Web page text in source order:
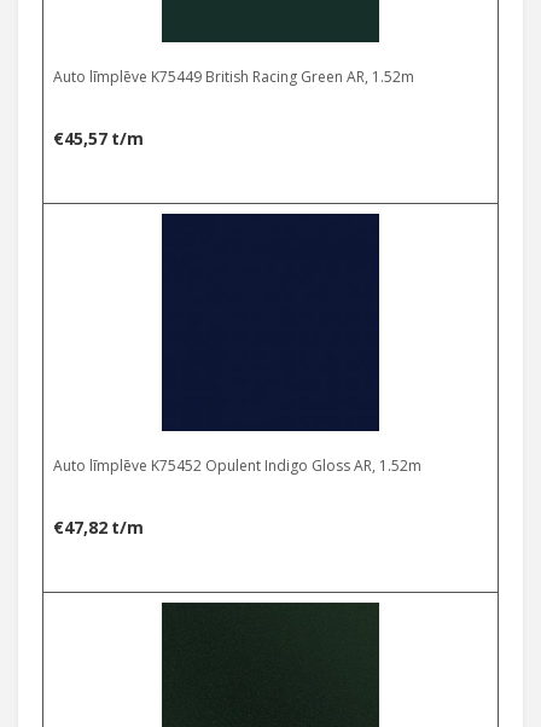
Auto līmplēve K75449 British Racing Green AR, 1.52m
€45,57 t/m
Auto līmplēve K75452 Opulent Indigo Gloss AR, 1.52m
€47,82 t/m